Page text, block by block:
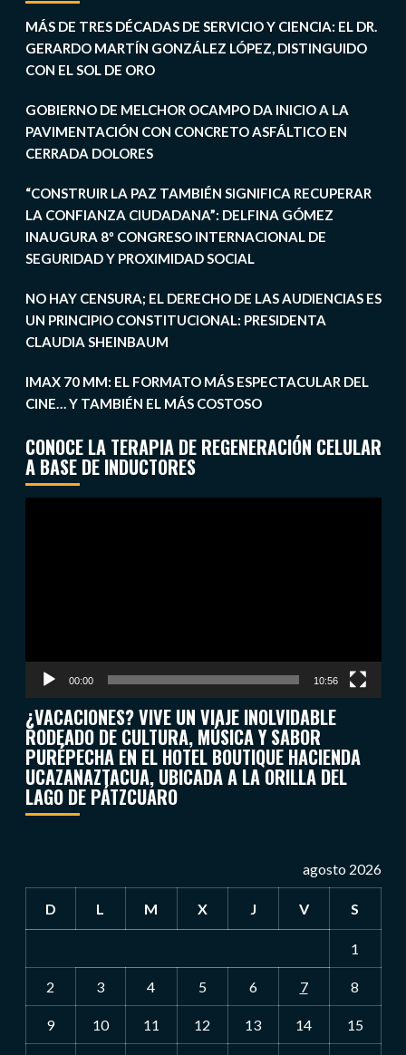
MÁS DE TRES DÉCADAS DE SERVICIO Y CIENCIA: EL DR.
GERARDO MARTÍN GONZÁLEZ LÓPEZ, DISTINGUIDO
CON EL SOL DE ORO
GOBIERNO DE MELCHOR OCAMPO DA INICIO A LA
PAVIMENTACIÓN CON CONCRETO ASFÁLTICO EN
CERRADA DOLORES
“CONSTRUIR LA PAZ TAMBIÉN SIGNIFICA RECUPERAR
LA CONFIANZA CIUDADANA”: DELFINA GÓMEZ
INAUGURA 8º CONGRESO INTERNACIONAL DE
SEGURIDAD Y PROXIMIDAD SOCIAL
NO HAY CENSURA; EL DERECHO DE LAS AUDIENCIAS ES
UN PRINCIPIO CONSTITUCIONAL: PRESIDENTA
CLAUDIA SHEINBAUM
IMAX 70 MM: EL FORMATO MÁS ESPECTACULAR DEL
CINE… Y TAMBIÉN EL MÁS COSTOSO
CONOCE LA TERAPIA DE REGENERACIÓN CELULAR
A BASE DE INDUCTORES
00:00 10:56
¿VACACIONES? VIVE UN VIAJE INOLVIDABLE
RODEADO DE CULTURA, MÚSICA Y SABOR
PURÉPECHA EN EL HOTEL BOUTIQUE HACIENDA
UCAZANAZTACUA, UBICADA A LA ORILLA DEL
LAGO DE PÁTZCUARO
agosto 2026
D L M X J V S
1
2 3 4 5 6 7 8
9 10 11 12 13 14 15